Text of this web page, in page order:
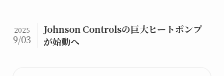
Johnson Controlsの巨大ヒートポンプ
が始動へ
2025
9/03